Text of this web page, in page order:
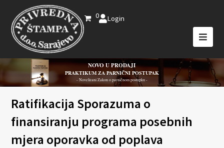
0 Login
NOVO U PRODAJI
PRAKTIKUM ZA PARNIČNI POSTUPAK
- Novelirani Zakon o parničnom postupku -
Ratifikacija Sporazuma o
finansiranju programa posebnih
mjera oporavka od poplava